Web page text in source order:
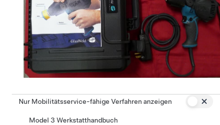
Nur Mobilitätsservice-fähige Verfahren anzeigen
Model 3 Werkstatthandbuch